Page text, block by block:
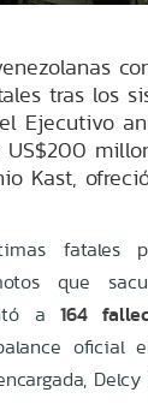
tras los
Ejecutivo
US$200
Kast,
fatales
que
a 164
oficial
Delcy